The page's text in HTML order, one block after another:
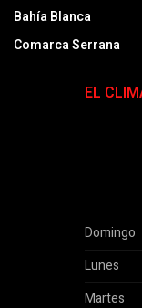
Bahía Blanca
Comarca Serrana
EL
Domingo
Lunes
Martes